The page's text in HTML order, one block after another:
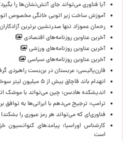
آیا فناوری می‌تواند جای آتش‌نشان‌ها را
آموزش ساخت زیر اتویی خانگی مخصوص
رحمان عموزاد تنها صدرنشین برترین
آخرین عناوین روزنامه‌های اقتصادی
آخرین عناوین روزنامه‌های ورزشی
آخرین عناوین روزنامه‌های سیاسی
فارن‌پالیسی: عربستان در بن‌بست راهبردی
انهدام باند قاچاق بیش از ۵ میلیون لیتر سوخت در بندرعباس
اندیشکده هادسن: چین می‌تواند با موشک
ترامپ: ترجیح می‌دهم با ایرانی‌‌ها به توافق
فناوری‌ای که می‌تواند هر رمز عبوری را بشکند!
کارشناس اوراسیا: پیامدهای کنوانسیون
است